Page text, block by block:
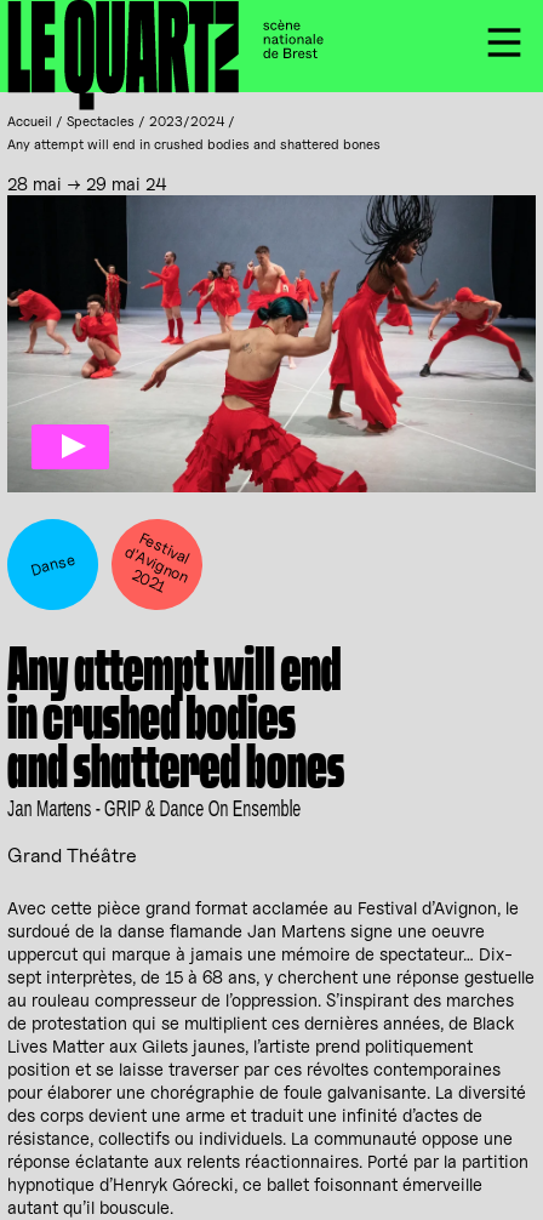
Panneau de gestion des cookies
Accueil
Menu
Accueil / Spectacles / 2023/2024 /
Any attempt will end in crushed bodies and shattered bones
28 mai → 29 mai 24
Danse F
e
s
t
iv
a
l
d
'A
v
ig
n
o
n 2
0
2
1
Any attempt will end
in crushed bodies
and shattered bones
Jan Martens - GRIP & Dance On Ensemble
Grand Théâtre
Avec cette pièce grand format acclamée au Festival d’Avignon, le
surdoué de la danse flamande Jan Martens signe une oeuvre
uppercut qui marque à jamais une mémoire de spectateur… Dix-
sept interprètes, de 15 à 68 ans, y cherchent une réponse gestuelle
au rouleau compresseur de l’oppression. S’inspirant des marches
de protestation qui se multiplient ces dernières années, de Black
Lives Matter aux Gilets jaunes, l’artiste prend politiquement
position et se laisse traverser par ces révoltes contemporaines
pour élaborer une chorégraphie de foule galvanisante. La diversité
des corps devient une arme et traduit une infinité d’actes de
résistance, collectifs ou individuels. La communauté oppose une
réponse éclatante aux relents réactionnaires. Porté par la partition
hypnotique d’Henryk Górecki, ce ballet foisonnant émerveille
autant qu’il bouscule.